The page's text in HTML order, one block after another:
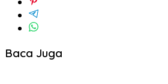
Baca Juga